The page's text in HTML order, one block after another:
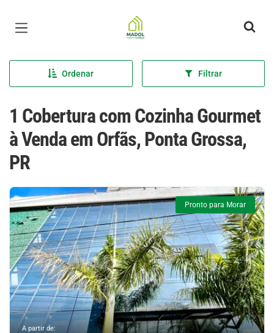
Página inicial
Ordenar Filtrar
1 Cobertura com Cozinha Gourmet
à Venda em Orfãs, Ponta Grossa,
PR
Pronto para Morar
A partir de: